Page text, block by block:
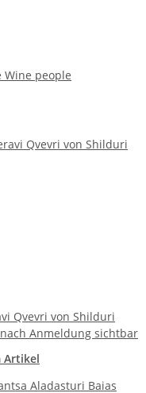
Wine people
Qvevri von Shilduri
Anmeldung sichtbar
Artikel